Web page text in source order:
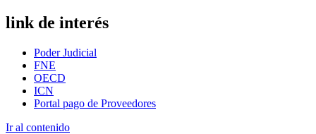
link de interés
Poder Judicial
FNE
OECD
ICN
Portal pago de Proveedores
Ir al contenido